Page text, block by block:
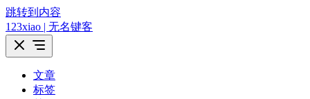
跳转到内容
123xiao | 无名键客
文章
标签